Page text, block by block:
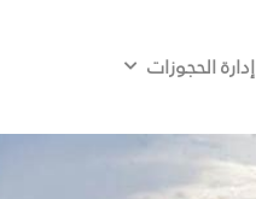
إدارة الحجوزات